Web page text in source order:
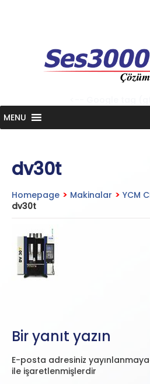
MENU
dv30t
Homepage > Makinalar > YCM
dv30t
Bir yanıt yazın
E-posta adresiniz
ile işaretlenmişlerdir